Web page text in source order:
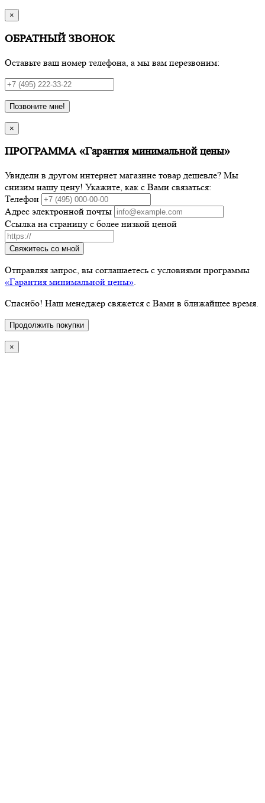
×
ОБРАТНЫЙ ЗВОНОК
Оставьте ваш номер телефона, а мы вам перезвоним:
Позвоните мне!
×
ПРОГРАММА «Гарантия минимальной цены»
Увидели в другом интернет магазине товар дешевле? Мы
снизим нашу цену! Укажите, как с Вами связаться:
Телефон
Адрес электронной почты
Ссылка на страницу с более низкой ценой
Свяжитесь со мной
Отправляя запрос, вы соглашаетесь с условиями программы
«Гарантия минимальной цены».
Спасибо! Наш менеджер свяжется с Вами в ближайшее время.
Продолжить покупки
×